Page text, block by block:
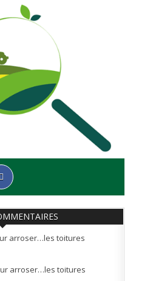
arroser…les toitures
arroser…les toitures